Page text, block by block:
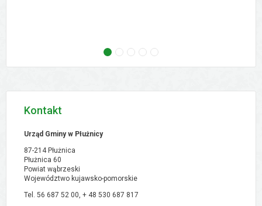
następne - Zebranie wiejskie - Ostrowo,
następne - Zebranie wiejskie - Orłowo,
następne - Zebranie wiejskie -
następne - XVI Sesja Rady
Kontakt
Urząd Gminy w Płużnicy
87-214 Płużnica
Płużnica 60
Powiat wąbrzeski
Województwo kujawsko-pomorskie
Tel. 56 687 52 00, + 48 530 687 817